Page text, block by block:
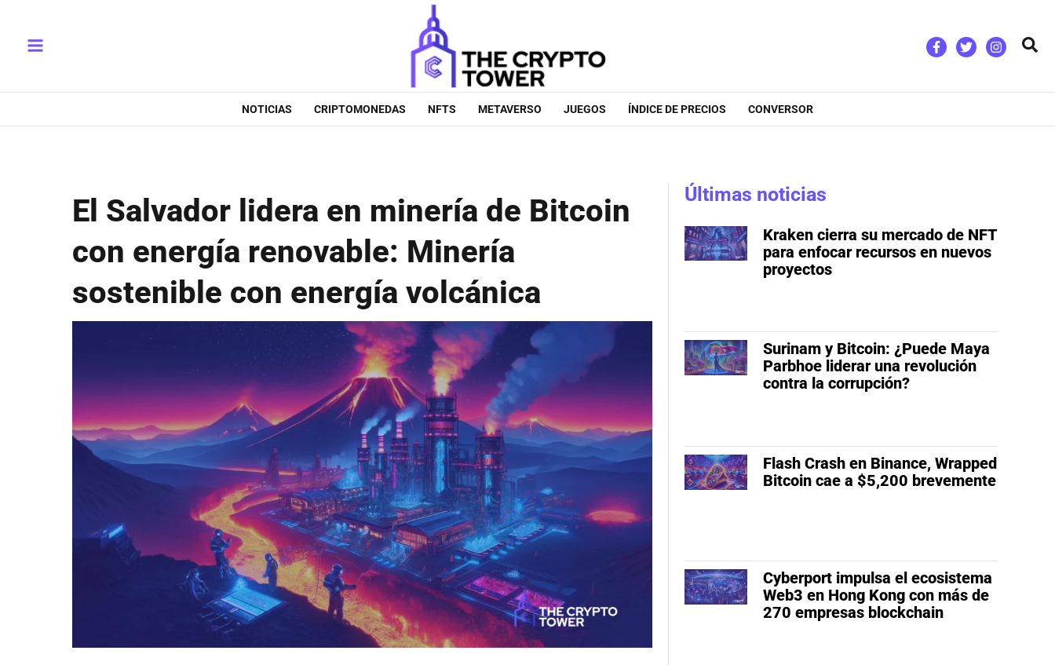
contenido
Menu
NOTICIAS CRIPTOMONEDAS NFTS METAVERSO JUEGOS ÍNDICE DE PRECIOS CONVERSOR
El Salvador lidera en minería de Bitcoin
con energía renovable: Minería
sostenible con energía volcánica
Últimas noticias
Kraken cierra su mercado de NFT
para enfocar recursos en nuevos
proyectos
Surinam y Bitcoin: ¿Puede Maya
Parbhoe liderar una revolución
contra la corrupción?
Flash Crash en Binance, Wrapped
Bitcoin cae a $5,200 brevemente
Cyberport impulsa el ecosistema
Web3 en Hong Kong con más de
270 empresas blockchain